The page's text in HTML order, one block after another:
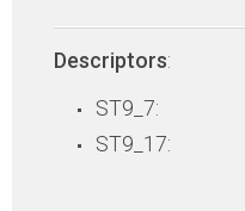
Descriptors:
ST9_7:
ST9_17: